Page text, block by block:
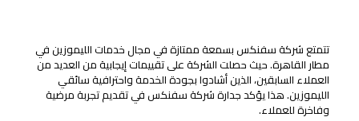
تتمتع شركة سفنكس بسمعة ممتازة في مجال خدمات الليموزين في
مطار القاهرة. حيث حصلت الشركة على تقييمات إيجابية من العديد من
العملاء السابقين، الذين أشادوا بجودة الخدمة واحترافية سائقي
الليموزين. هذا يؤكد جدارة شركة سفنكس في تقديم تجربة مرضية
وفاخرة للعملاء.